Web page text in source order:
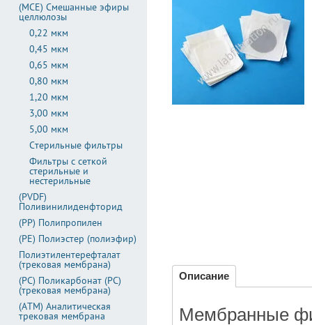
Описание
Мембранные
(MCE) Смешанные эфиры
целлюлозы
0,22 мкм
0,45 мкм
0,65 мкм
0,80 мкм
1,20 мкм
3,00 мкм
5,00 мкм
Стерильные фильтры
Фильтры с сеткой
стерильные и
нестерильные
(PVDF)
Поливинилиденфторид
(PP) Полипропилен
(PE) Полиэстер (полиэфир)
Полиэтилентерефталат
(трековая мембрана)
(PC) Поликарбонат (PC)
(трековая мембрана)
(АТМ) Аналитическая
трековая мембрана